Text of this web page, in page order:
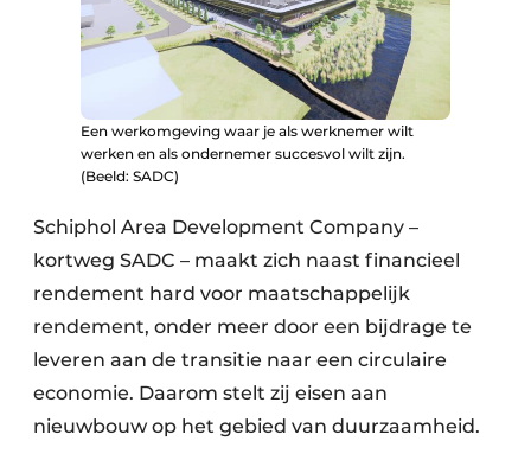
Een werkomgeving waar je als werknemer wilt
werken en als ondernemer succesvol wilt zijn.
(Beeld: SADC)
Schiphol Area Development Company –
kortweg SADC – maakt zich naast financieel
rendement hard voor maatschappelijk
rendement, onder meer door een bijdrage te
leveren aan de transitie naar een circulaire
economie. Daarom stelt zij eisen aan
nieuwbouw op het gebied van duurzaamheid.